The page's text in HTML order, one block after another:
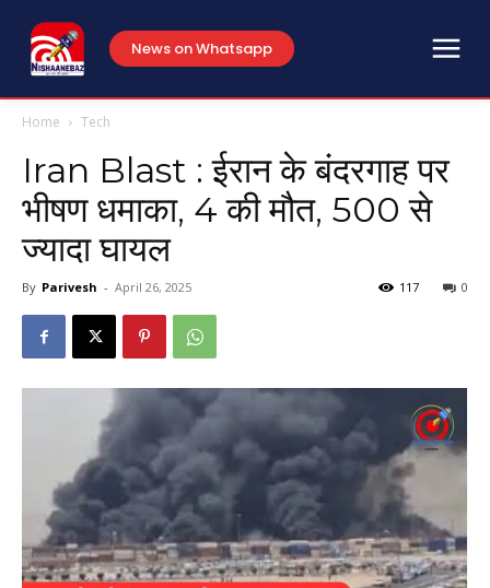
News on Whatsapp
Home Tech
Iran Blast : ईरान के बंदरगाह पर
भीषण धमाका, 4 की मौत, 500 से
ज्यादा घायल
By Parivesh - April 26, 2025 0
117